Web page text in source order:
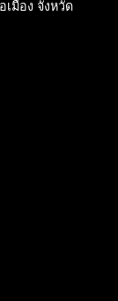
เมือง จังหวัด